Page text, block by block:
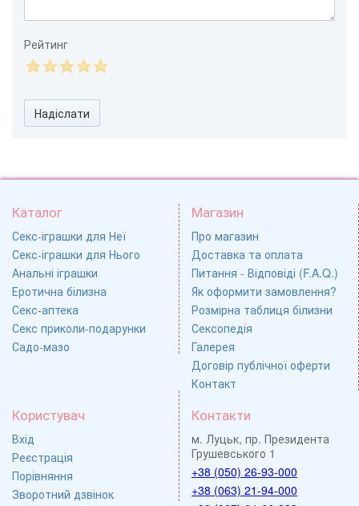
Рейтинг
Надіслати
Каталог
Секс-іграшки для Неї
Секс-іграшки для Нього
Анальні іграшки
Еротична білизна
Секс-аптека
Секс приколи-подарунки
Садо-мазо
Магазин
Про магазин
Доставка та оплата
Питання - Відповіді (F.A.Q.)
Як оформити замовлення?
Розмірна таблиця білизни
Сексопедія
Галерея
Договір публічної оферти
Контакт
Користувач
Вхід
Реєстрація
Порівняння
Зворотний дзвінок
Контакти
м. Луцьк, пр. Президента
Грушевського 1
+38 (050) 26-93-000
+38 (063) 21-94-000